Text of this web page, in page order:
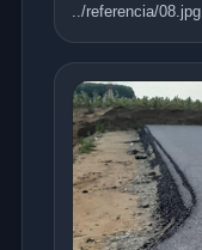
../referencia/08.jpg